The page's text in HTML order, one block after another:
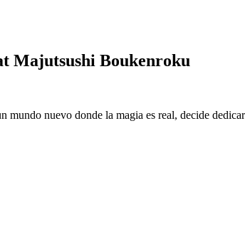
Majutsushi Boukenroku
nuevo donde la magia es real, decide